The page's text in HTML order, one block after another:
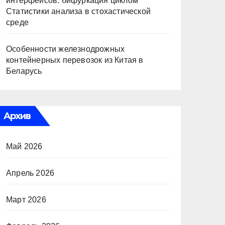
Статистики анализа в стохастической
среде
Особенности железнодрожных
контейнерных перевозок из Китая в
Беларусь
Архив
Май 2026
Апрель 2026
Март 2026